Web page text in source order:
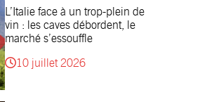
L’Italie face à un trop-plein de
vin : les caves débordent, le
marché s’essouffle
10 juillet 2026